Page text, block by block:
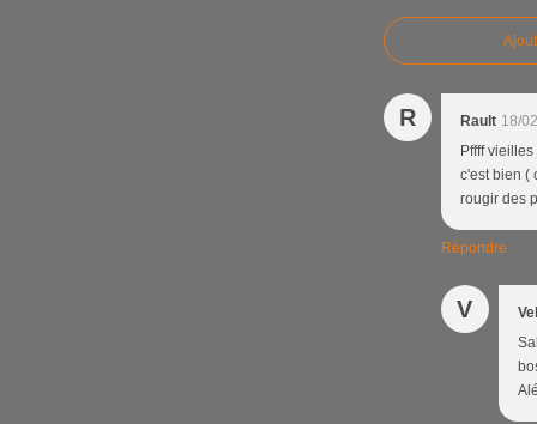
R Rault 18/
Pffff
c'est bien (
rougir des
Répondre
V